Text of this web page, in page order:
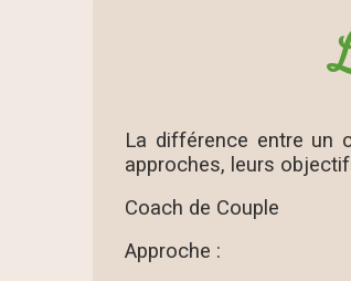
La différence entre un
approches, leurs
Coach de Couple
Approche :